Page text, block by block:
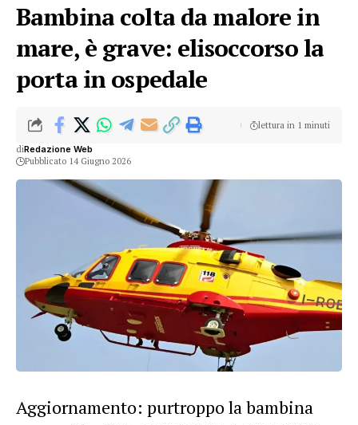
Bambina colta da malore in
mare, è grave: elisoccorso la
porta in ospedale
diRedazione Web
Pubblicato 14 Giugno 2026
lettura in 1 minuti
Aggiornamento: purtroppo la bambina